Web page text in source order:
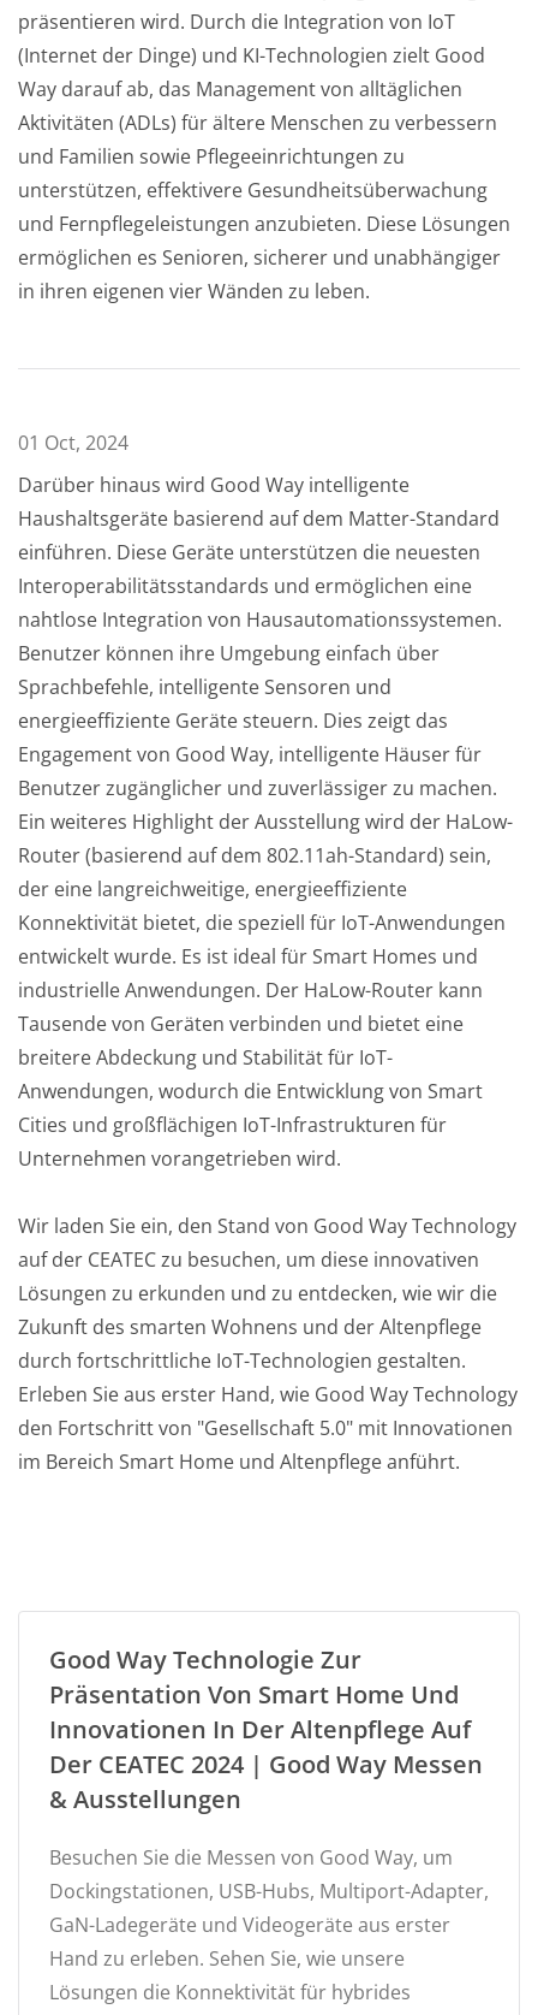
präsentieren wird. Durch die Integration von IoT
(Internet der Dinge) und KI-Technologien zielt Good
Way darauf ab, das Management von alltäglichen
Aktivitäten (ADLs) für ältere Menschen zu verbessern
und Familien sowie Pflegeeinrichtungen zu
unterstützen, effektivere Gesundheitsüberwachung
und Fernpflegeleistungen anzubieten. Diese Lösungen
ermöglichen es Senioren, sicherer und unabhängiger
in ihren eigenen vier Wänden zu leben.
01 Oct, 2024
Darüber hinaus wird Good Way intelligente
Haushaltsgeräte basierend auf dem Matter-Standard
einführen. Diese Geräte unterstützen die neuesten
Interoperabilitätsstandards und ermöglichen eine
nahtlose Integration von Hausautomationssystemen.
Benutzer können ihre Umgebung einfach über
Sprachbefehle, intelligente Sensoren und
energieeffiziente Geräte steuern. Dies zeigt das
Engagement von Good Way, intelligente Häuser für
Benutzer zugänglicher und zuverlässiger zu machen.
Ein weiteres Highlight der Ausstellung wird der HaLow-
Router (basierend auf dem 802.11ah-Standard) sein,
der eine langreichweitige, energieeffiziente
Konnektivität bietet, die speziell für IoT-Anwendungen
entwickelt wurde. Es ist ideal für Smart Homes und
industrielle Anwendungen. Der HaLow-Router kann
Tausende von Geräten verbinden und bietet eine
breitere Abdeckung und Stabilität für IoT-
Anwendungen, wodurch die Entwicklung von Smart
Cities und großflächigen IoT-Infrastrukturen für
Unternehmen vorangetrieben wird.
Wir laden Sie ein, den Stand von Good Way Technology
auf der CEATEC zu besuchen, um diese innovativen
Lösungen zu erkunden und zu entdecken, wie wir die
Zukunft des smarten Wohnens und der Altenpflege
durch fortschrittliche IoT-Technologien gestalten.
Erleben Sie aus erster Hand, wie Good Way Technology
den Fortschritt von "Gesellschaft 5.0" mit Innovationen
im Bereich Smart Home und Altenpflege anführt.
Good Way Technologie Zur
Präsentation Von Smart Home Und
Innovationen In Der Altenpflege Auf
Der CEATEC 2024 | Good Way Messen
& Ausstellungen
Besuchen Sie die Messen von Good Way, um
Dockingstationen, USB-Hubs, Multiport-Adapter,
GaN-Ladegeräte und Videogeräte aus erster
Hand zu erleben. Sehen Sie, wie unsere
Lösungen die Konnektivität für hybrides